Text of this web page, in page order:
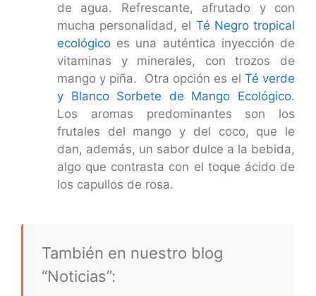
de agua. Refrescante, afrutado y con
mucha personalidad, el Té Negro tropical
ecológico es una auténtica inyección de
vitaminas y minerales, con trozos de
mango y piña. Otra opción es el Té verde
y Blanco Sorbete de Mango Ecológico.
Los aromas predominantes son los
frutales del mango y del coco, que le
dan, además, un sabor dulce a la bebida,
algo que contrasta con el toque ácido de
los capullos de rosa.
También en nuestro blog
“Noticias”: